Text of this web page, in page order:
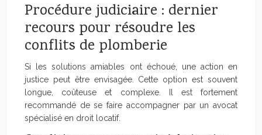
Procédure judiciaire : dernier
recours pour résoudre les
conflits de plomberie
Si les solutions amiables ont échoué, une action en
justice peut être envisagée. Cette option est souvent
longue, coûteuse et complexe. Il est fortement
recommandé de se faire accompagner par un avocat
spécialisé en droit locatif.